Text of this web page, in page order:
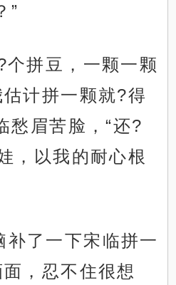
”
个拼豆，一颗一颗
计拼一颗就?得
愁眉苦脸，“还?
，以我的耐心根
补了一下宋临拼一
，忍不住很想